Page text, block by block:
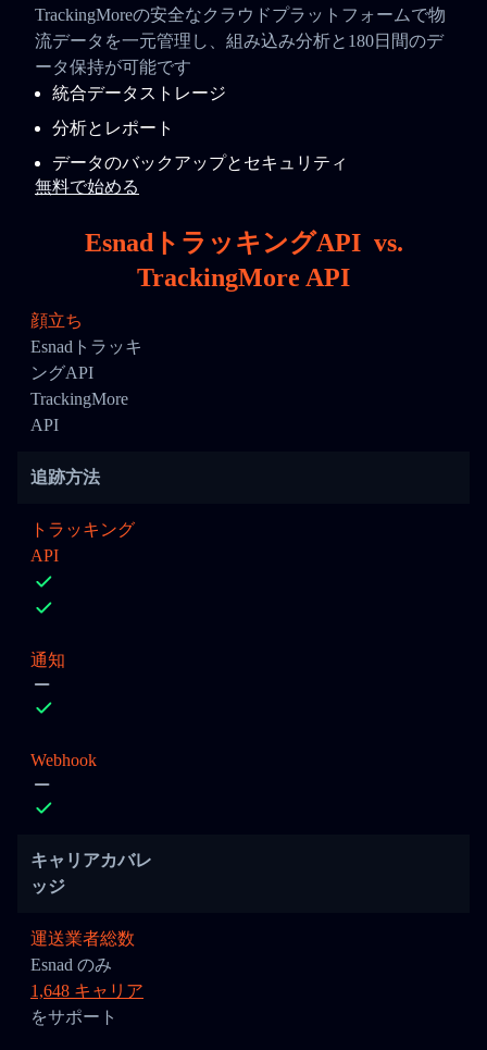
TrackingMoreの安全なクラウドプラットフォームで物
流データを一元管理し、組み込み分析と180日間のデ
ータ保持が可能です
統合データストレージ
分析とレポート
データのバックアップとセキュリティ
無料で始める
EsnadトラッキングAPI vs.
TrackingMore API
顔立ち
Esnadトラッキ
ングAPI
TrackingMore
API
追跡方法
トラッキング
API
通知
Webhook
キャリアカバレ
ッジ
運送業者総数
Esnad のみ
1,648 キャリア
をサポート